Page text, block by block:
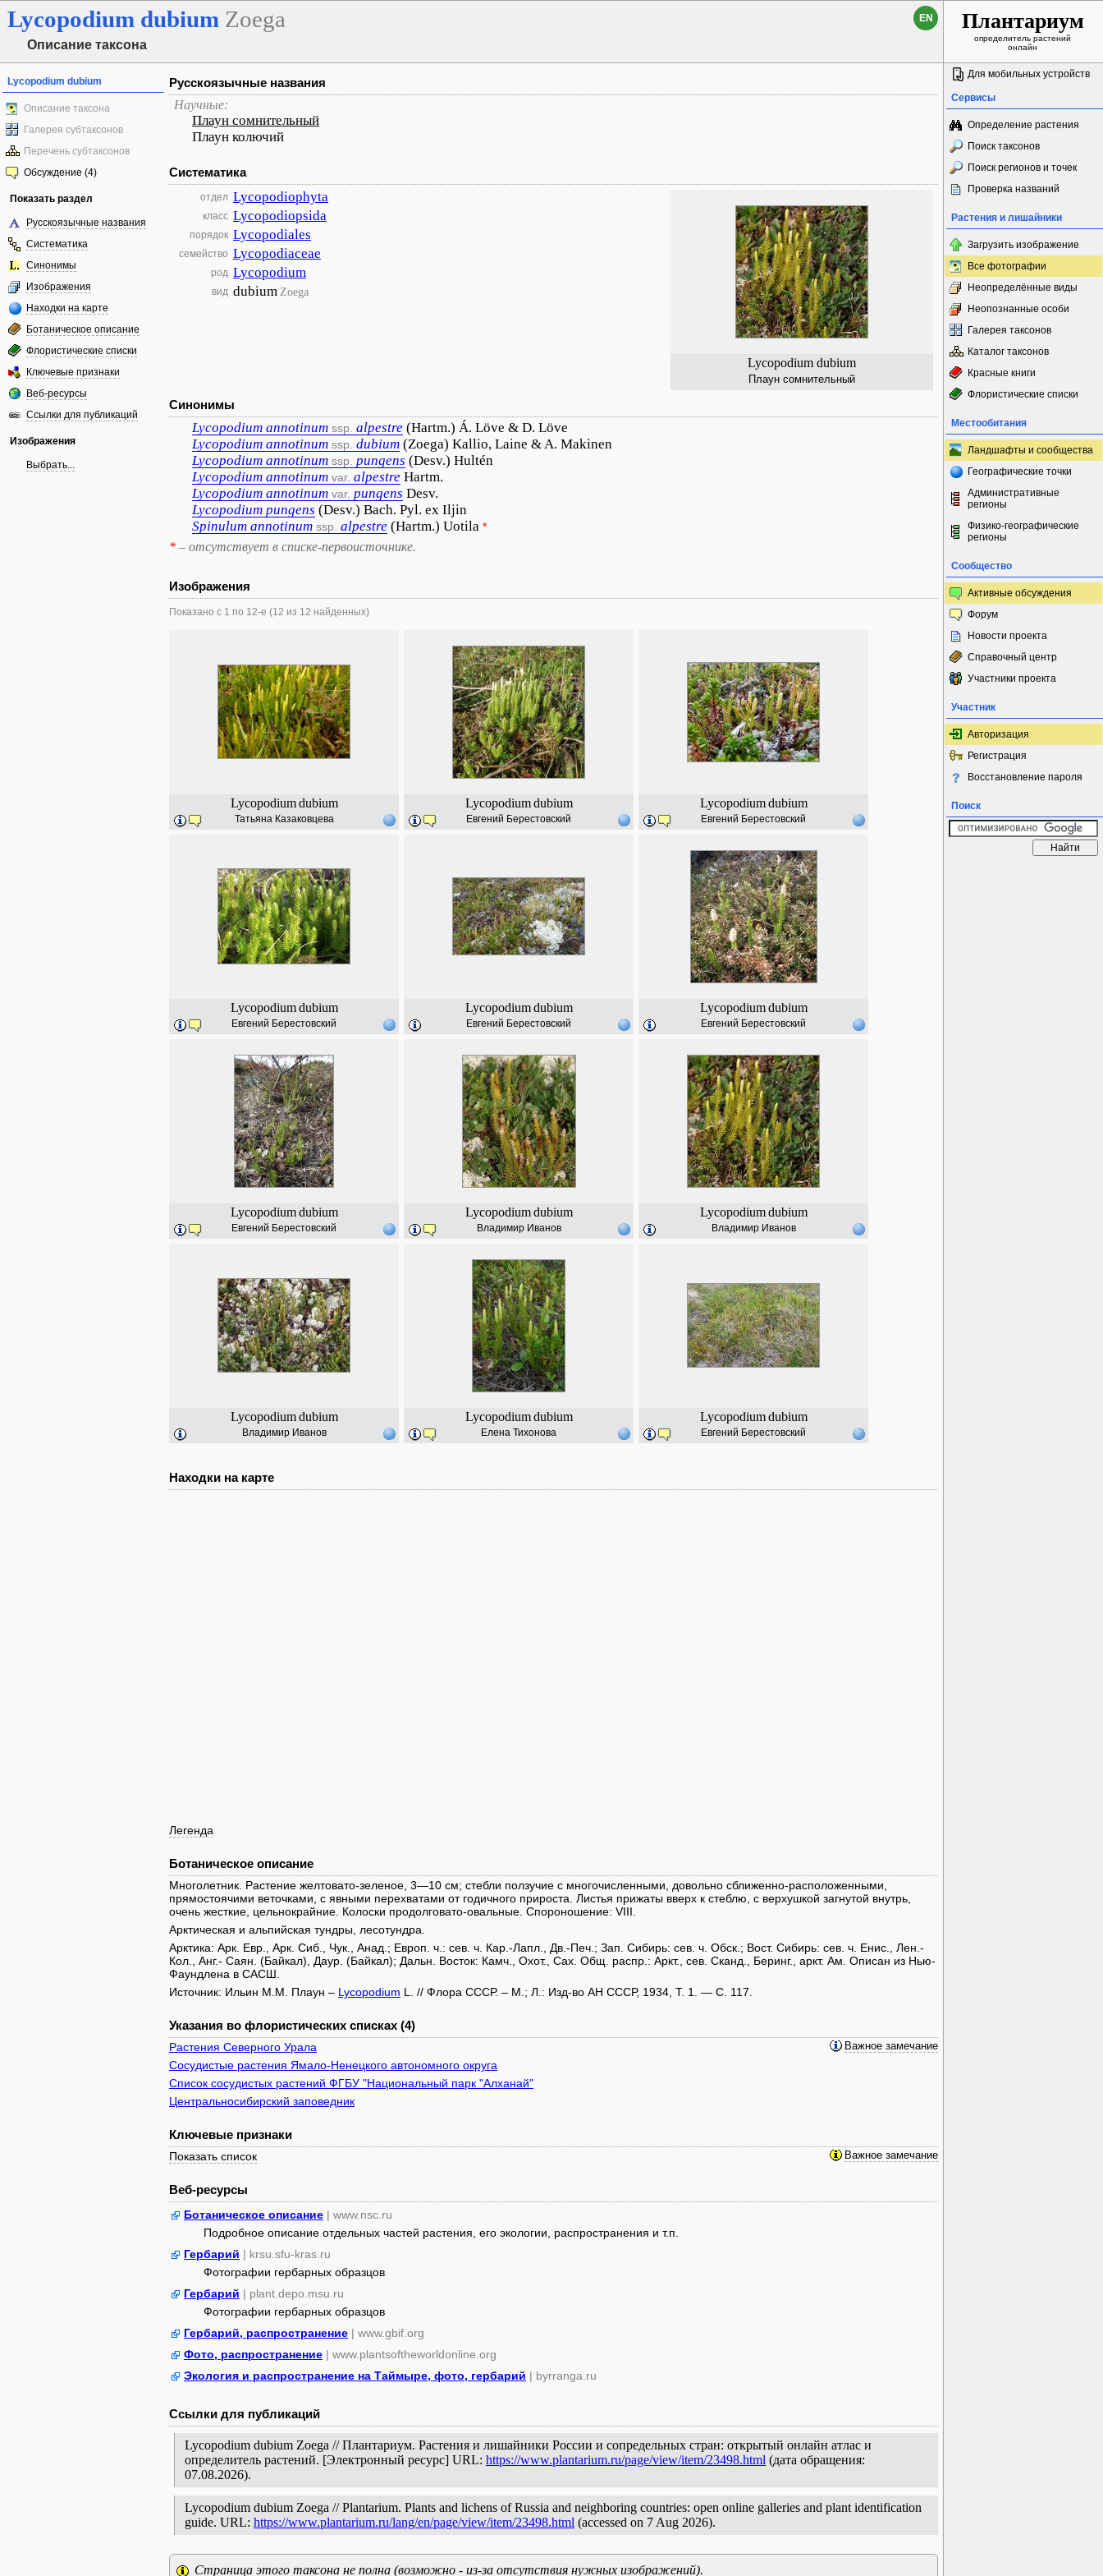
Lycopodium dubium Zoega
Описание таксона
EN Плантариум
определитель растений
онлайн
Lycopodium dubium
Описание таксона
Галерея субтаксонов
Перечень субтаксонов
Обсуждение (4)
Показать раздел
Русскоязычные названия
Систематика
Синонимы
Изображения
Находки на карте
Ботаническое описание
Флористические списки
Ключевые признаки
Веб-ресурсы
Ссылки для публикаций
Изображения
Выбрать...
Русскоязычные названия
Научные:
Плаун сомнительный
Плаун колючий
Систематика
Lycopodium dubium
Плаун сомнительный
отдел Lycopodiophyta
класс Lycopodiopsida
порядок Lycopodiales
семейство Lycopodiaceae
род Lycopodium
вид dubium Zoega
Синонимы
Lycopodium annotinum ssp. alpestre (Hartm.) Á. Löve & D. Löve
Lycopodium annotinum ssp. dubium (Zoega) Kallio, Laine & A. Makinen
Lycopodium annotinum ssp. pungens (Desv.) Hultén
Lycopodium annotinum var. alpestre Hartm.
Lycopodium annotinum var. pungens Desv.
Lycopodium pungens (Desv.) Bach. Pyl. ex Iljin
Spinulum annotinum ssp. alpestre (Hartm.) Uotila *
* – отсутствует в списке-первоисточнике.
Изображения
Показано с 1 по 12-е (12 из 12 найденных)
Lycopodium dubium
Татьяна Казаковцева
Lycopodium dubium
Евгений Берестовский
Lycopodium dubium
Евгений Берестовский
Lycopodium dubium
Евгений Берестовский
Lycopodium dubium
Евгений Берестовский
Lycopodium dubium
Евгений Берестовский
Lycopodium dubium
Евгений Берестовский
Lycopodium dubium
Владимир Иванов
Lycopodium dubium
Владимир Иванов
Lycopodium dubium
Владимир Иванов
Lycopodium dubium
Елена Тихонова
Lycopodium dubium
Евгений Берестовский
Находки на карте
Легенда
Ботаническое описание
Многолетник. Растение желтовато-зеленое, 3—10 см; стебли ползучие с многочисленными, довольно сближенно-расположенными,
прямостоячими веточками, с явными перехватами от годичного прироста. Листья прижаты вверх к стеблю, с верхушкой загнутой внутрь,
очень жесткие, цельнокрайние. Колоски продолговато-овальные. Спороношение: VIII.
Арктическая и альпийская тундры, лесотундра.
Арктика: Арк. Евр., Арк. Сиб., Чук., Анад.; Европ. ч.: сев. ч. Кар.-Лапл., Дв.-Печ.; Зап. Сибирь: сев. ч. Обск.; Вост. Сибирь: сев. ч. Енис., Лен.-
Кол., Анг.- Саян. (Байкал), Даур. (Байкал); Дальн. Восток: Камч., Охот., Сах. Общ. распр.: Аркт., сев. Сканд., Беринг., аркт. Ам. Описан из Нью-
Фаундлена в САСШ.
Источник: Ильин М.М. Плаун – Lycopodium L. // Флора СССР. – М.; Л.: Изд-во АН СССР, 1934, Т. 1. — С. 117.
Указания во флористических списках (4)
Важное замечание
Растения Северного Урала
Сосудистые растения Ямало-Ненецкого автономного округа
Список сосудистых растений ФГБУ "Национальный парк "Алханай"
Центральносибирский заповедник
Ключевые признаки
Показать список Важное замечание
Веб-ресурсы
Ботаническое описание | www.nsc.ru
Подробное описание отдельных частей растения, его экологии, распространения и т.п.
Гербарий | krsu.sfu-kras.ru
Фотографии гербарных образцов
Гербарий | plant.depo.msu.ru
Фотографии гербарных образцов
Гербарий, распространение | www.gbif.org
Фото, распространение | www.plantsoftheworldonline.org
Экология и распространение на Таймыре, фото, гербарий | byrranga.ru
Ссылки для публикаций
Lycopodium dubium Zoega // Плантариум. Растения и лишайники России и сопредельных стран: открытый онлайн атлас и
определитель растений. [Электронный ресурс] URL: https://www.plantarium.ru/page/view/item/23498.html (дата обращения:
07.08.2026).
Lycopodium dubium Zoega // Plantarium. Plants and lichens of Russia and neighboring countries: open online galleries and plant identification
guide. URL: https://www.plantarium.ru/lang/en/page/view/item/23498.html (accessed on 7 Aug 2026).
Страница этого таксона не полна (возможно - из-за отсутствия нужных изображений).
Для мобильных устройств
Сервисы
Определение растения
Поиск таксонов
Поиск регионов и точек
Проверка названий
Растения и лишайники
Загрузить изображение
Все фотографии
Неопределённые виды
Неопознанные особи
Галерея таксонов
Каталог таксонов
Красные книги
Флористические списки
Местообитания
Ландшафты и сообщества
Географические точки
Административные
регионы
Физико-географические
регионы
Сообщество
Активные обсуждения
Форум
Новости проекта
Справочный центр
Участники проекта
Участник
Авторизация
Регистрация
Восстановление пароля
Поиск